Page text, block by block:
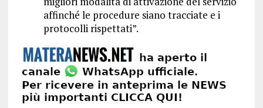
affinché le procedure siano tracciate e i
protocolli rispettati”.